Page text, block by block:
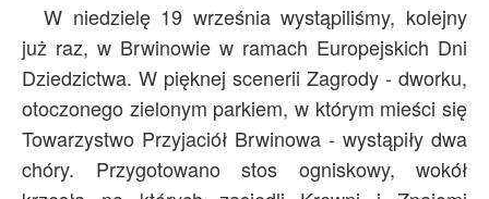
W niedzielę 19 września wystąpiliśmy, kolejny
już raz, w Brwinowie w ramach Europejskich Dni
Dziedzictwa. W pięknej scenerii Zagrody - dworku,
otoczonego zielonym parkiem, w którym mieści się
Towarzystwo Przyjaciół Brwinowa - wystąpiły dwa
chóry. Przygotowano stos ogniskowy, wokół